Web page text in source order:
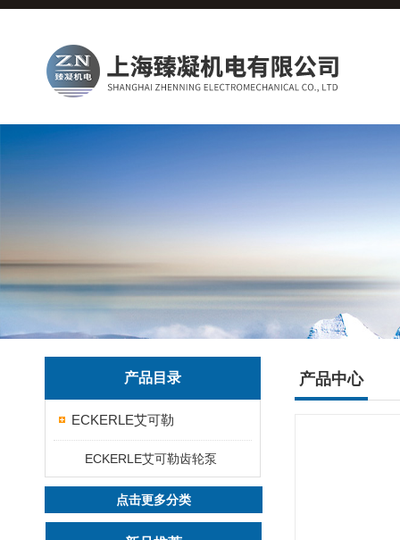
产品目录
ECKERLE艾可勒
ECKERLE艾可勒齿轮泵
点击更多分类
产品中心